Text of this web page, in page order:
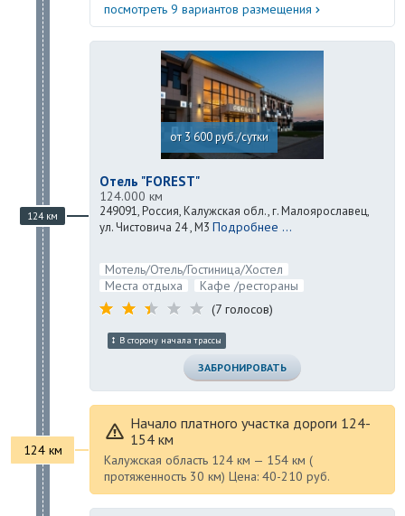
посмотреть 9 вариантов размещения
124 км
от 3 600 руб./сутки
Отель "FOREST"
124.000 км
249091, Россия, Калужская обл., г. Малоярославец,
ул. Чистовича 24 , М3 Подробнее ...
Мотель/Отель/Гостиница/Хостел
Места отдыха
Кафе /рестораны
(7 голосов)
В сторону начала трассы
ЗАБРОНИРОВАТЬ
124 км
Начало платного участка дороги 124-
154 км
Калужская область 124 км — 154 км (
протяженность 30 км) Цена: 40-210 руб.